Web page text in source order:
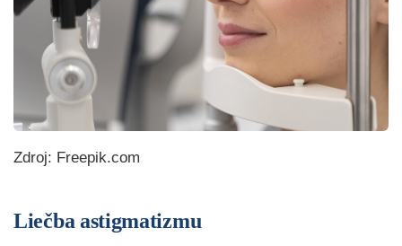
Zdroj: Freepik.com
Liečba astigmatizmu